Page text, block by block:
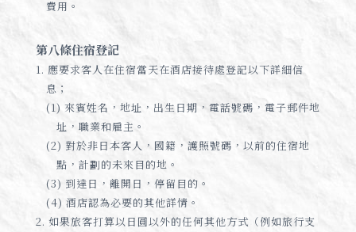
費用。
第八條住宿登記
1. 應要求客人在住宿當天在酒店接待處登記以下詳細信
息；
(1) 來賓姓名，地址，出生日期，電話號碼，電子郵件地
址，職業和雇主。
(2) 對於非日本客人，國籍，護照號碼，以前的住宿地
點，計劃的未來目的地。
(3) 到達日，離開日，停留目的。
(4) 酒店認為必要的其他詳情。
2. 如果旅客打算以日圓以外的任何其他方式（例如旅行支